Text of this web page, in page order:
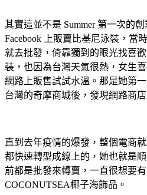
其實這並不是 Summer 第一次的
Facebook 上販賣比基尼泳裝，當
就去批發，倚靠獨到的眼光找喜
裝，也因為台灣天氣很熱，女生
網路上販售試試水溫。那是她第
台灣的奇摩商城後，發現網路商
直到去年疫情的爆發，整個電商
都快速轉型成線上的，她也就是
前都是批發來轉賣，一直很想要
COCONUTSEA椰子海飾品。